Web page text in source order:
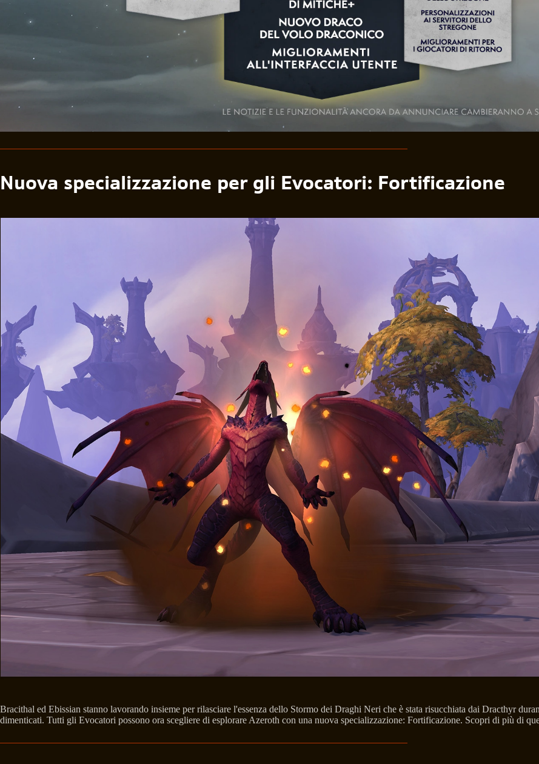
Nuova specializzazione per gli Evocatori: Fortificazione
Bracithal ed Ebissian stanno lavorando insieme per rilasciare l'essenza dello Stormo dei Draghi Neri che è stata risucchiata dai Dracthyr
dimenticati. Tutti gli Evocatori possono ora scegliere di esplorare Azeroth con una nuova specializzazione: Fortificazione. Scopri di più di